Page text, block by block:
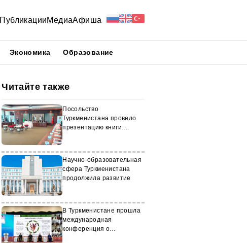
ПубликацииМедиаАфиша
Экономика Образование
Читайте также
Посольство
Туркменистана провело
презентацию книги
Научно-образовательная
сфера Туркменистана
продолжила развитие
В Туркменистане прошла
международная
конференция о